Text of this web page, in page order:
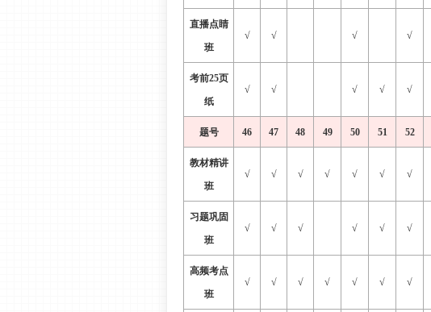
直播点睛
班
√ √ √ √
考前25页
纸
√ √ √ √ √
题号 46 47 48 49 50 51 52
教材精讲
班
√ √ √ √ √ √ √
习题巩固
班
√ √ √ √ √ √
高频考点
班
√ √ √ √ √ √ √